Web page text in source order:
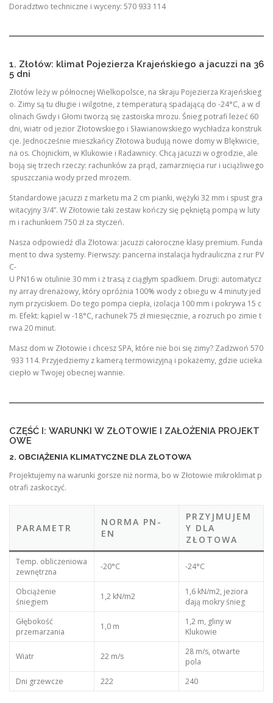
Doradztwo techniczne i wyceny: 570 933 114
1. Złotów: klimat Pojezierza Krajeńskiego a jacuzzi na 36
5 dni
Złotów leży w północnej Wielkopolsce, na skraju Pojezierza Krajeńskieg
o. Zimy są tu długie i wilgotne, z temperaturą spadającą do -24°C, a w d
olinach Gwdy i Głomi tworzą się zastoiska mrozu. Śnieg potrafi leżeć 60
dni, wiatr od jezior Złotowskiego i Sławianowskiego wychładza konstruk
cje. Jednocześnie mieszkańcy Złotowa budują nowe domy w Blękwicie,
na os. Chojnickim, w Klukowie i Radawnicy. Chcą jacuzzi w ogrodzie, ale
boją się trzech rzeczy: rachunków za prąd, zamarznięcia rur i uciążliwego
spuszczania wody przed mrozem.
Standardowe jacuzzi z marketu ma 2 cm pianki, wężyki 32 mm i spust gra
witacyjny 3/4”. W Złotowie taki zestaw kończy się pękniętą pompą w luty
m i rachunkiem 750 zł za styczeń.
Nasza odpowiedź dla Złotowa: jacuzzi całoroczne klasy premium. Funda
ment to dwa systemy. Pierwszy: pancerna instalacja hydrauliczna z rur PV
C-
U PN16 w otulinie 30 mm i z trasą z ciągłym spadkiem. Drugi: automatycz
ny array drenażowy, który opróżnia 100% wody z obiegu w 4 minuty jed
nym przyciskiem. Do tego pompa ciepła, izolacja 100 mm i pokrywa 15 c
m. Efekt: kąpiel w -18°C, rachunek 75 zł miesięcznie, a rozruch po zimie t
rwa 20 minut.
Masz dom w Złotowie i chcesz SPA, które nie boi się zimy? Zadzwoń 570
933 114. Przyjedziemy z kamerą termowizyjną i pokażemy, gdzie ucieka
ciepło w Twojej obecnej wannie.
CZĘŚĆ I: WARUNKI W ZŁOTOWIE I ZAŁOŻENIA PROJEKT
OWE
2. OBCIĄŻENIA KLIMATYCZNE DLA ZŁOTOWA
Projektujemy na warunki gorsze niż norma, bo w Złotowie mikroklimat p
otrafi zaskoczyć.
PARAMETR
NORMA PN-
EN
PRZYJMUJEM
Y DLA
ZŁOTOWA
Temp. obliczeniowa
zewnętrzna
-20°C -24°C
Obciążenie
śniegiem
1,2 kN/m2
1,6 kN/m2, jeziora
dają mokry śnieg
Głębokość
przemarzania
1,0 m
1,2 m, gliny w
Klukowie
Wiatr 22 m/s
28 m/s, otwarte
pola
Dni grzewcze
222 240